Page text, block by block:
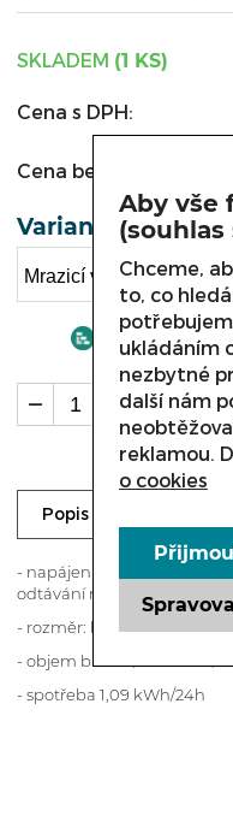
SKLADEM (1 KS)
Cena s DPH:
Cena bez DPH:
Varianta
ks
Popis
- napájení 230V / 50 Hz -
odtávání manuální
- rozměr: hloubka 700 x
- objem brutto / netto 189/185
- spotřeba 1,09 kWh/24h
Aby vše
(souhlas
Chceme,
to, co
ukládáním
nezbytné
další nám
reklamou.
o cookies